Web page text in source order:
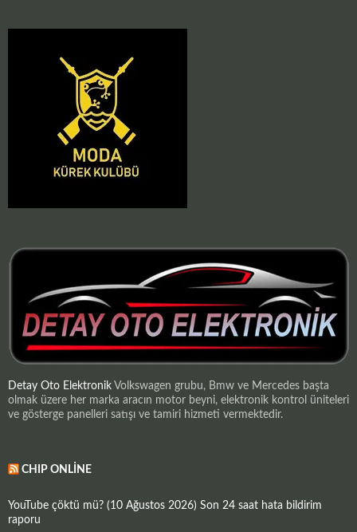
Detay Oto Elektronik Volkswagen grubu, Bmw ve Mercedes başta
olmak üzere her marka aracın motor beyni, elektronik kontrol üniteleri
ve gösterge panelleri satışı ve tamiri hizmeti vermektedir.
CHIP ONLINE
YouTube çöktü mü? (10 Ağustos 2026) Son 24 saat hata bildirim
raporu